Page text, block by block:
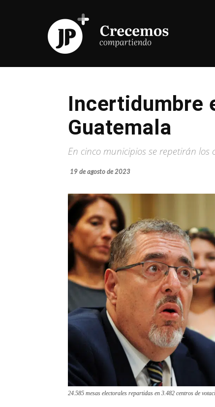
Incertidumbre
Guatemala
En cinco municipios se repetirán
19 de agosto de 2023
24.585 mesas electorales repartidas en 3.482 centros de